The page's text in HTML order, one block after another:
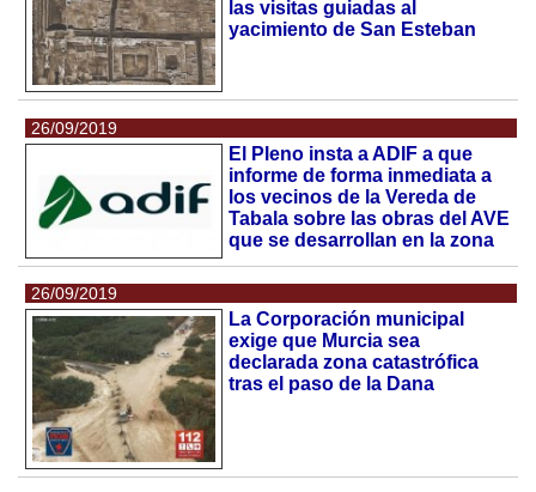
las visitas guiadas al
yacimiento de San Esteban
26/09/2019
El Pleno insta a ADIF a que
informe de forma inmediata a
los vecinos de la Vereda de
Tabala sobre las obras del AVE
que se desarrollan en la zona
26/09/2019
La Corporación municipal
exige que Murcia sea
declarada zona catastrófica
tras el paso de la Dana